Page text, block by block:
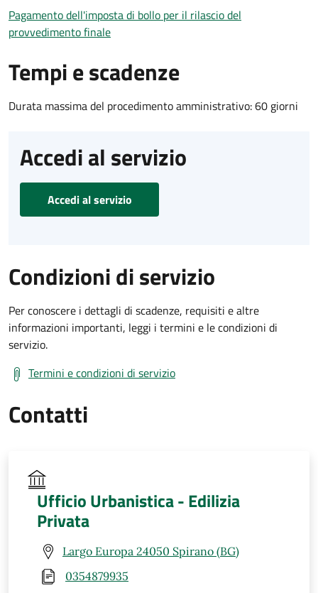
Pagamento dell'imposta di bollo per il rilascio del
provvedimento finale
Tempi e scadenze
Durata massima del procedimento amministrativo: 60 giorni
Accedi al servizio
Accedi al servizio
Condizioni di servizio
Per conoscere i dettagli di scadenze, requisiti e altre
informazioni importanti, leggi i termini e le condizioni di
servizio.
Termini e condizioni di servizio
Contatti
Ufficio Urbanistica - Edilizia
Privata
Largo Europa 24050 Spirano (BG)
0354879935